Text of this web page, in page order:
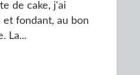
de cake, j'ai
fondant, au bon
La...